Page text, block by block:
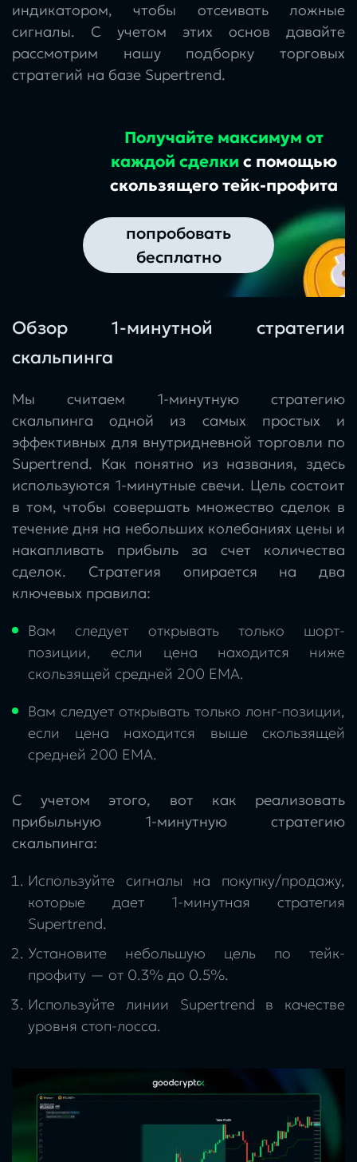
индикатором, чтобы отсеивать ложные
сигналы. С учетом этих основ давайте
рассмотрим нашу подборку торговых
стратегий на базе Supertrend.
Получайте максимум от
каждой сделки с помощью
скользящего тейк-профита
попробовать
бесплатно
Обзор 1-минутной стратегии
скальпинга
Мы считаем 1-минутную стратегию
скальпинга одной из самых простых и
эффективных для внутридневной торговли по
Supertrend. Как понятно из названия, здесь
используются 1-минутные свечи. Цель состоит
в том, чтобы совершать множество сделок в
течение дня на небольших колебаниях цены и
накапливать прибыль за счет количества
сделок. Стратегия опирается на два
ключевых правила:
Вам следует открывать только шорт-
позиции, если цена находится ниже
скользящей средней 200 EMA.
Вам следует открывать только лонг-позиции,
если цена находится выше скользящей
средней 200 EMA.
С учетом этого, вот как реализовать
прибыльную 1-минутную стратегию
скальпинга:
Используйте сигналы на покупку/продажу,
которые дает 1-минутная стратегия
Supertrend.
Установите небольшую цель по тейк-
профиту — от 0.3% до 0.5%.
Используйте линии Supertrend в качестве
уровня стоп-лосса.